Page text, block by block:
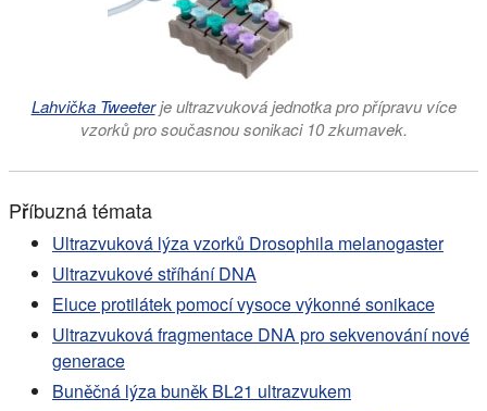
Lahvička Tweeterje ultrazvuková jednotka pro přípravu více
vzorků pro současnou sonikaci 10 zkumavek.
Příbuzná témata
Ultrazvuková lýza vzorků Drosophila melanogaster
Ultrazvukové stříhání DNA
Eluce protilátek pomocí vysoce výkonné sonikace
Ultrazvuková fragmentace DNA pro sekvenování nové
generace
Buněčná lýza buněk BL21 ultrazvukem